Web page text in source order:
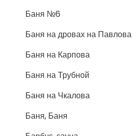
Баня №6
Баня на дровах на Павлова
Баня на Карпова
Баня на Трубной
Баня на Чкалова
Баня, Баня